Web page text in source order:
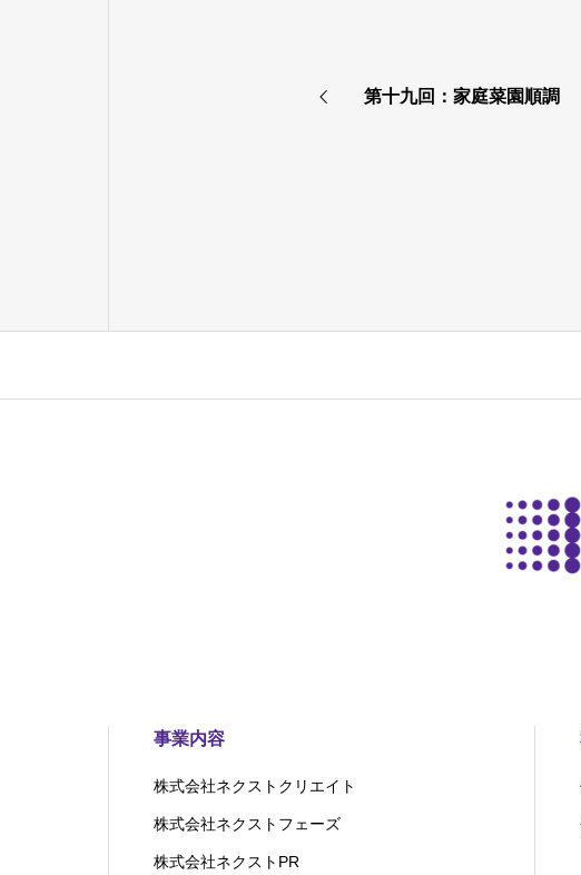
第十九回：家庭菜園順調
事業内容
株式会社ネクストクリエイト
株式会社ネクストフェーズ
株式会社ネクストPR